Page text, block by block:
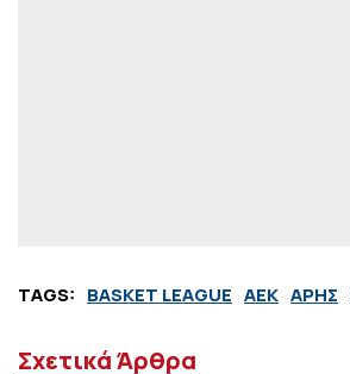
TAGS: BASKET LEAGUE ΑΕΚ ΑΡΗΣ
Σχετικά Άρθρα